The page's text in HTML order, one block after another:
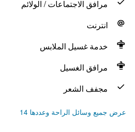
مرافق الاجتماعات / الولائم
انترنت
خدمة غسيل الملابس
مرافق الغسيل
مجفف الشعر
عرض جميع وسائل الراحة وعددها 14